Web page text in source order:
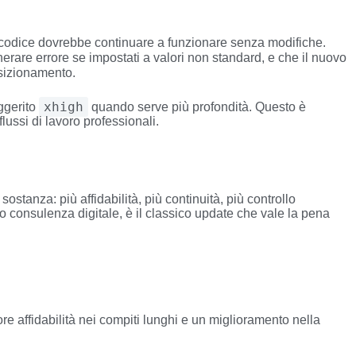
dovrebbe continuare a funzionare senza modifiche.
errore se impostati a valori non standard, e che il nuovo
xhigh
quando serve più profondità. Questo è
di lavoro professionali.
più affidabilità, più continuità, più controllo
consulenza digitale, è il classico update che vale la pena
affidabilità nei compiti lunghi e un miglioramento nella